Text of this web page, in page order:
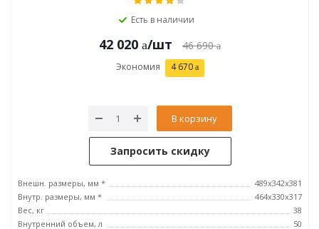
Есть в наличии
42 020 /шт 46 690
Экономия 4 670
В корзину
Запросить скидку
Внешн. размеры, мм *
489x342x381
Внутр. размеры, мм *
464х330х317
Вес, кг
38
Внутренний объем, л
50